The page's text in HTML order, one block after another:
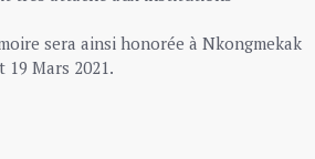
sera ainsi honorée à Nkongmekak
Mars 2021.